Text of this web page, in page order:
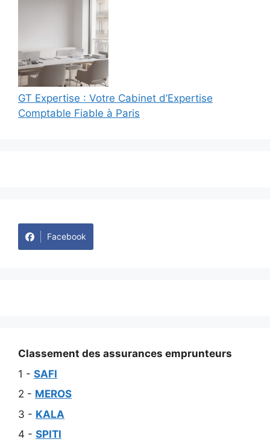
GT Expertise : Votre Cabinet d’Expertise
Comptable Fiable à Paris
Facebook
Classement des assurances emprunteurs
1 - SAFI
2 - MEROS
3 - KALA
4 - SPITI